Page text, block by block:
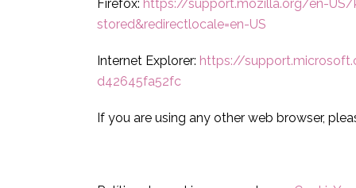
Firefox: https://support.mozilla.org/en-
stored&redirectlocale=en-US
Internet Explorer: https://
d42645fa52fc
If you are using any other web browser,